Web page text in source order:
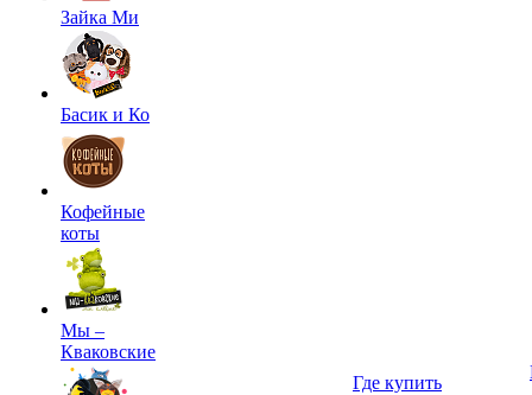
Зайка Ми
Басик и Ко
Кофейные
коты
Мы –
Кваковские
Где купить